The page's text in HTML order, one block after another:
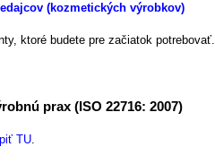
(kozmetických výrobkov)
ktoré budete pre začiatok potrebovať.
prax (ISO 22716: 2007)
TU.